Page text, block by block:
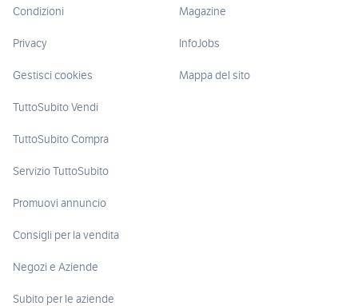
Condizioni
Privacy
Gestisci cookies
TuttoSubito Vendi
TuttoSubito Compra
Servizio TuttoSubito
Promuovi annuncio
Consigli per la vendita
Negozi e Aziende
Subito per le aziende
Magazine
InfoJobs
Mappa del sito